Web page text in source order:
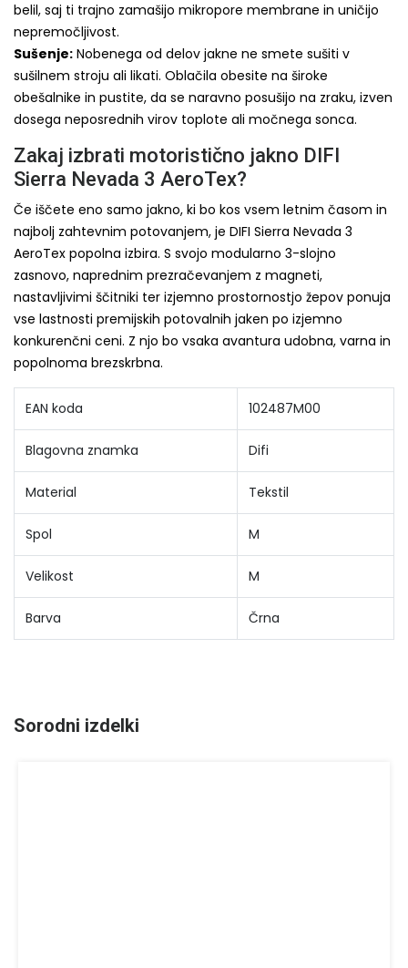
belil, saj ti trajno zamašijo mikropore membrane in uničijo
nepremočljivost.
Sušenje: Nobenega od delov jakne ne smete sušiti v
sušilnem stroju ali likati. Oblačila obesite na široke
obešalnike in pustite, da se naravno posušijo na zraku, izven
dosega neposrednih virov toplote ali močnega sonca.
Zakaj izbrati motoristično jakno DIFI
Sierra Nevada 3 AeroTex?
Če iščete eno samo jakno, ki bo kos vsem letnim časom in
najbolj zahtevnim potovanjem, je DIFI Sierra Nevada 3
AeroTex popolna izbira. S svojo modularno 3-slojno
zasnovo, naprednim prezračevanjem z magneti,
nastavljivimi ščitniki ter izjemno prostornostjo žepov ponuja
vse lastnosti premijskih potovalnih jaken po izjemno
konkurenčni ceni. Z njo bo vsaka avantura udobna, varna in
popolnoma brezskrbna.
EAN koda 102487M00
Blagovna znamka Difi
Material Tekstil
Spol M
Velikost M
Barva Črna
Sorodni izdelki